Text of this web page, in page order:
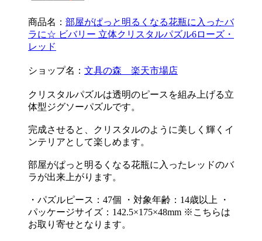
商品名： 部屋がぱっと明るくなる花瓶に入ったバ
ラに☆ ビバリー 立体クリスタルパズル6ローズ・
レッド
ショップ名： 文具の森 楽天市場店
クリスタルパズルは透明のピースを組み上げる立
体型ジグソーパズルです。
完成させると、クリスタルのように美しく輝くイ
ンテリアとして楽しめます。
部屋がぱっと明るくなる花瓶に入ったレッドのバ
ラが出来上がります。
・パズルピース：47個 ・対象年齢：14歳以上 ・
パッケージサイズ：142.5×175×48mm ※こちらは
お取り寄せとなります。